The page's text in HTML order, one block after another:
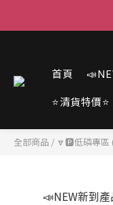
首頁
⭐清貨特價⭐
全部商品 / 🔽🅿️低磷專區
📣NEW新到